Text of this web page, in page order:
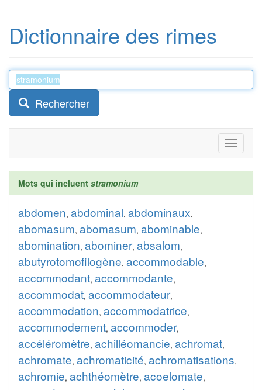
Dictionnaire des rimes
Rechercher
Toggle
Mots qui incluent stramonium
abdomen, abdominal, abdominaux,
abomasum, abomasum, abominable,
abomination, abominer, absalom,
abutyrotomofilogène, accommodable,
accommodant, accommodante,
accommodat, accommodateur,
accommodation, accommodatrice,
accommodement, accommoder,
accéléromètre, achilléomancie, achromat,
achromate, achromaticité, achromatisations,
achromie, achthéomètre, acoelomate,